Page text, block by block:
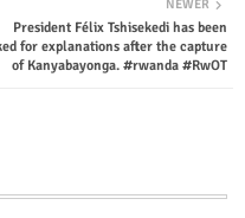
tsap
NEWER
President Félix Tshisekedi has been
for explanations after the capture
of Kanyabayonga. #rwanda #RwOT